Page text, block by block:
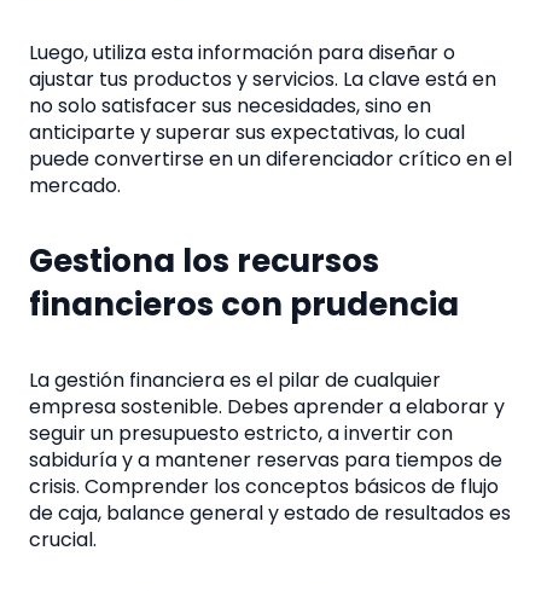
Luego, utiliza esta información para diseñar o
ajustar tus productos y servicios. La clave está en
no solo satisfacer sus necesidades, sino en
anticiparte y superar sus expectativas, lo cual
puede convertirse en un diferenciador crítico en el
mercado.
Gestiona los recursos
financieros con prudencia
La gestión financiera es el pilar de cualquier
empresa sostenible. Debes aprender a elaborar y
seguir un presupuesto estricto, a invertir con
sabiduría y a mantener reservas para tiempos de
crisis. Comprender los conceptos básicos de flujo
de caja, balance general y estado de resultados es
crucial.